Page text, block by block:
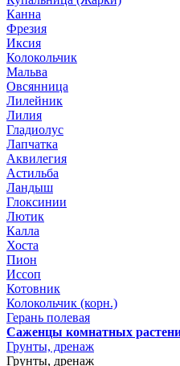
Канна
Фрезия
Иксия
Колокольчик
Мальва
Овсянница
Лилейник
Лилия
Гладиолус
Лапчатка
Аквилегия
Астильба
Ландыш
Глоксинии
Лютик
Калла
Хоста
Пион
Иссоп
Котовник
Колокольчик (корн.)
Герань полевая
Саженцы комнатных
Грунты, дренаж
Грунты, дренаж